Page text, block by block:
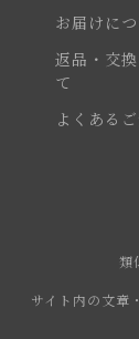
お届けに
返品・交
て
よくある
類
サイト内の文章